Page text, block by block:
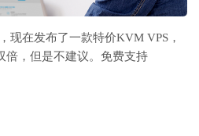
现在发布了一款特价KVM VPS，
倍，但是不建议。免费支持